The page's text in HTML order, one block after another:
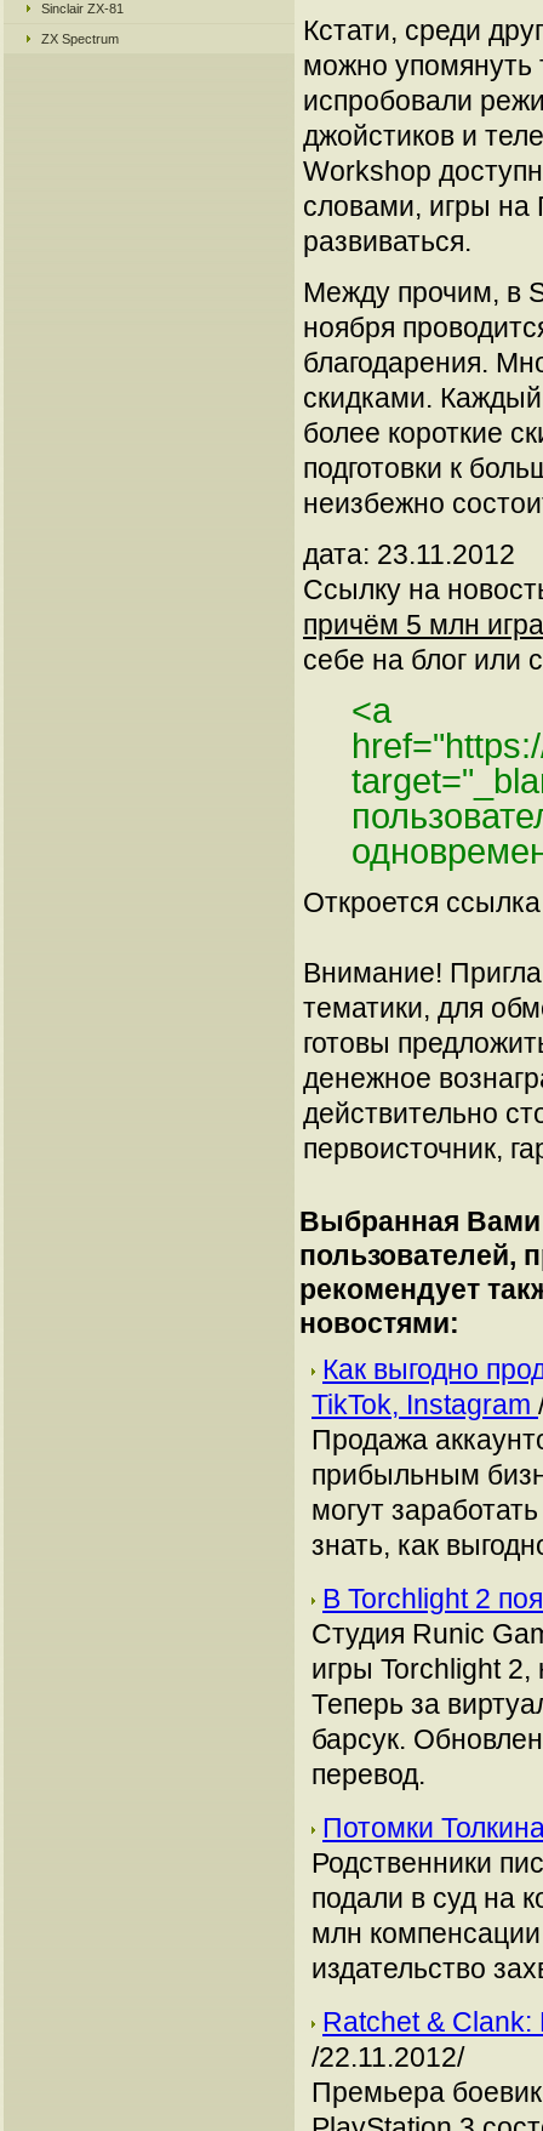
Sinclair ZX-81
ZX Spectrum
Кстати, среди
можно упомянуть
испробовали
джойстиков и
Workshop
словами, игры на
развиваться.
Между прочим, в
ноября
благодарения.
скидками.
более короткие
подготовки к
неизбежно
дата: 23.11.2012
Ссылку на
причём 5 млн
себе на блог или
<a
Откроется
Внимание!
тематики, для
готовы
денежное
действительно
первоисточник,
Выбранная Вами
пользователей,
рекомендует
новостями:
Как выгодно
TikTok, Instagram
Продажа
прибыльным
могут
знать, как
В Torchlight 2
Студия Runic
игры Torchlight 2,
Теперь за
барсук.
перевод.
Потомки
Родственники
подали в суд на
млн
издательство
Ratchet & Clank:
/22.11.2012/
Премьера